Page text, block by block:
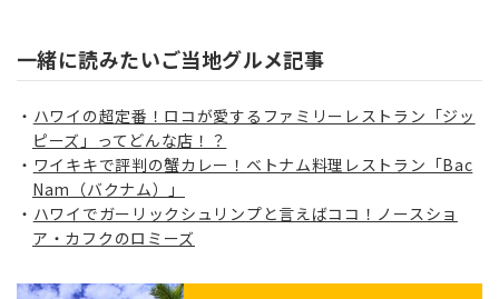
一緒に読みたいご当地グルメ記事
ハワイの超定番！ロコが愛するファミリーレストラン「ジッ
ピーズ」ってどんな店！？
ワイキキで評判の蟹カレー！ベトナム料理レストラン「Bac
Nam（バクナム）」
ハワイでガーリックシュリンプと言えばココ！ノースショ
ア・カフクのロミーズ